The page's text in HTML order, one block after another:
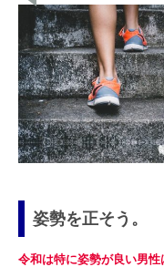
姿勢を正そう。
令和は特に姿勢が良い男性